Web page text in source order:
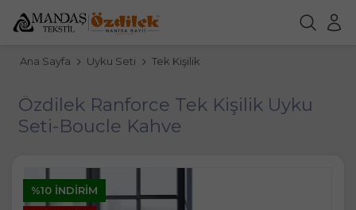
Ana Sayfa Uyku Seti Tek Kişilik
Özdilek Ranforce Tek Kişilik Uyku
Seti-Boucle Kahve
%10 İNDIRIM